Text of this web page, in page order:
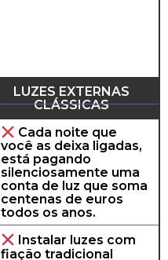
LUZES EXTERNAS
CLÁSSICAS
​Cada noite que
você as deixa ligadas,
está pagando
silenciosamente uma
conta de luz que soma
centenas de euros
todos os anos.
​Instalar luzes com
fiação tradicional